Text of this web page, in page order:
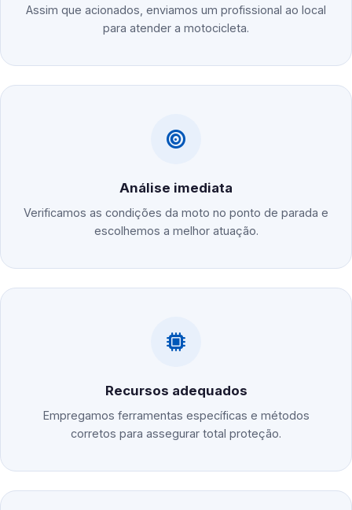
Assim que acionados, enviamos um profissional ao local
para atender a motocicleta.
Análise imediata
Verificamos as condições da moto no ponto de parada e
escolhemos a melhor atuação.
Recursos adequados
Empregamos ferramentas específicas e métodos
corretos para assegurar total proteção.